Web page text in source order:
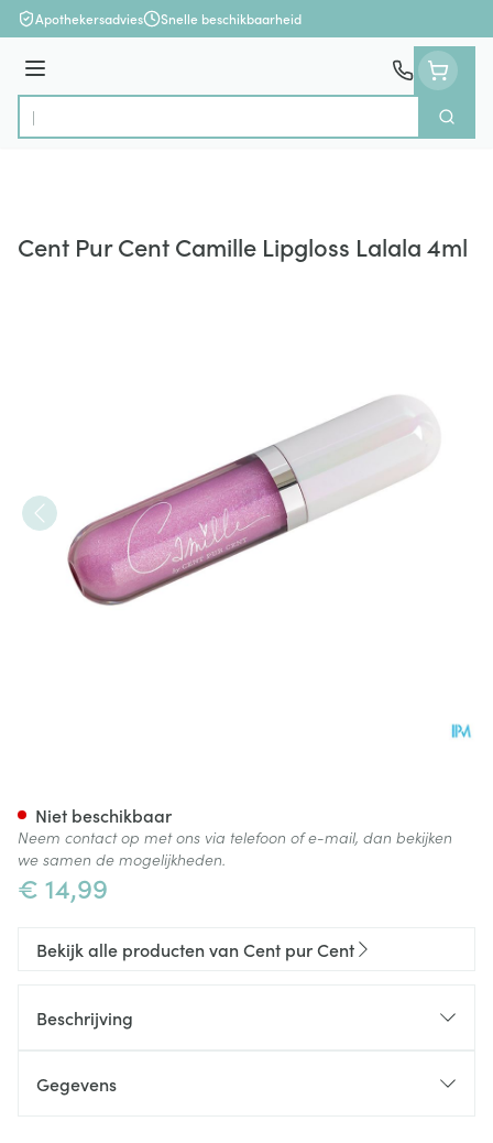
Ga naar de inhoud
Apothekersadvies Snelle beschikbaarheid
Menu
Product, merk, categorie...
Zoek
Cent Pur Cent Camille Lipgloss Lalala 4ml
€ 14,99
Niet beschikbaar
Neem contact op met ons via telefoon of e-mail, dan bekijken
we samen de mogelijkheden.
Bekijk alle producten van Cent pur Cent
Beschrijving
Gegevens